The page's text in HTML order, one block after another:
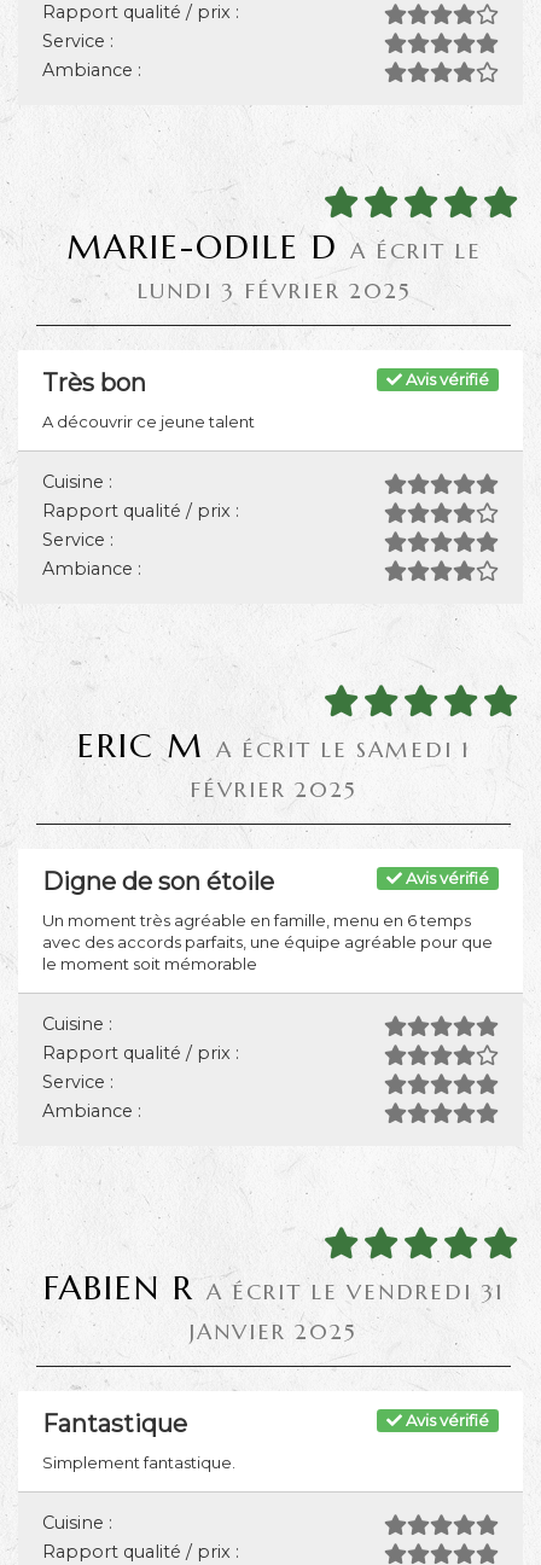
Rapport qualité / prix :
Service :
Ambiance :
MARIE-ODILE D A ÉCRIT LE
LUNDI 3 FÉVRIER 2025
Avis vérifié
Très bon
A découvrir ce jeune talent
Cuisine :
Rapport qualité / prix :
Service :
Ambiance :
ERIC M A ÉCRIT LE SAMEDI 1
FÉVRIER 2025
Avis vérifié
Digne de son étoile
Un moment très agréable en famille, menu en 6 temps
avec des accords parfaits, une équipe agréable pour que
le moment soit mémorable
Cuisine :
Rapport qualité / prix :
Service :
Ambiance :
FABIEN R A ÉCRIT LE VENDREDI 31
JANVIER 2025
Avis vérifié
Fantastique
Simplement fantastique.
Cuisine :
Rapport qualité / prix :